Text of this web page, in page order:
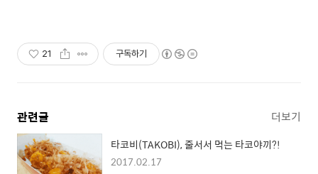
21 구독하기
관련글 더보기
타코비(TAKOBI), 줄서서 먹는 타코야끼?!
2017.02.17